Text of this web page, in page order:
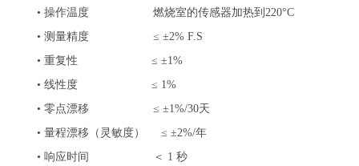
• 操作温度 燃烧室的传感器加热到220°C
• 测量精度 ≤ ±2% F.S
• 重复性 ≤ ±1%
• 线性度 ≤ 1%
• 零点漂移 ≤ ±1%/30天
• 量程漂移（灵敏度） ≤ ±2%/年
• 响应时间 ＜ 1 秒